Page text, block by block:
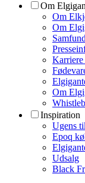
Om
Om
Om
Om
Inspiration
Ugens
Epoq
Udsalg
Black